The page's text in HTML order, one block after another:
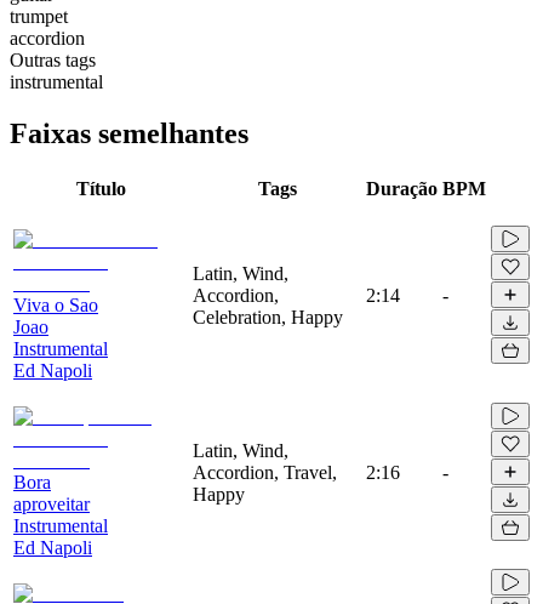
trumpet
accordion
Outras tags
instrumental
Faixas semelhantes
Título Tags Duração BPM
Viva o Sao
Joao
Instrumental
Ed Napoli
Latin, Wind,
Accordion,
Celebration, Happy
2:14 -
Bora
aproveitar
Instrumental
Ed Napoli
Latin, Wind,
Accordion, Travel,
Happy
2:16 -